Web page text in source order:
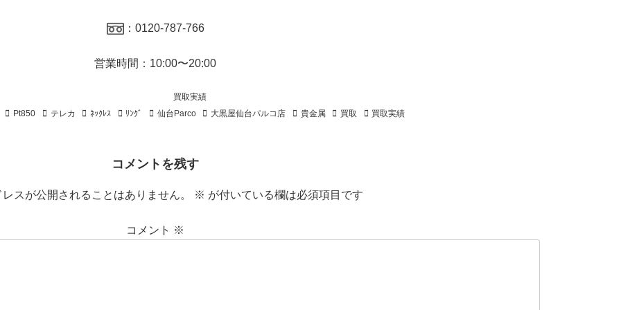
：0120-787-766
営業時間：10:00〜20:00
買取実績
Pt850 テレカ ﾈｯｸﾚｽ ﾘﾝｸﾞ 仙台Parco 大黒屋仙台パルコ店 貴金属 買取 買取実績
コメントを残す
レスが公開されることはありません。 ※ が付いている欄は必須項目です
コメント ※